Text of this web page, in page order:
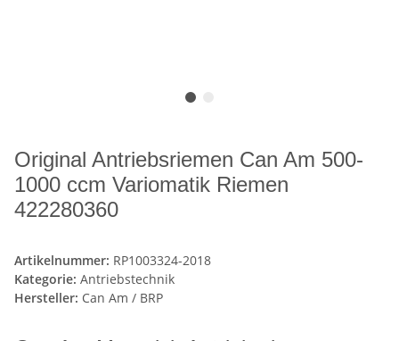
Original Antriebsriemen Can Am 500-
1000 ccm Variomatik Riemen
422280360
Artikelnummer: RP1003324-2018
Kategorie: Antriebstechnik
Hersteller: Can Am / BRP